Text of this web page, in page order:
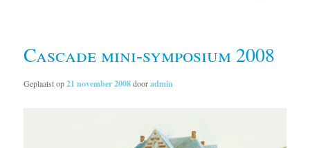
Cascade mini-symposium 2008
Geplaatst op21 november 2008dooradmin